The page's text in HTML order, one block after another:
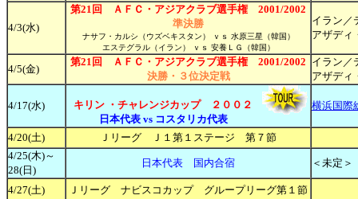
4/3(水)
第21回 ＡＦＣ・アジアクラブ選手権 2001/2002
準決勝
ナサフ・カルシ（ウズベキスタン） ｖｓ 水原三星（韓国）
エステグラル（イラン） ｖｓ 安養ＬＧ（韓国）
イラン／
アザディ
4/5(金)
第21回 ＡＦＣ・アジアクラブ選手権 2001/2002
決勝・３位決定戦
イラン／
アザディ
4/17(水)
キリン ・チャレンジカップ ２００２
日本代表 vs コスタリカ代表
横浜国際
4/20(土)
Ｊリーグ Ｊ１第１ステージ 第７節
4/25(木)～
28(日)
日本代表 国内合宿 ＜未定＞
4/27(土) Ｊリーグ ナビスコカップ グループリーグ第１節